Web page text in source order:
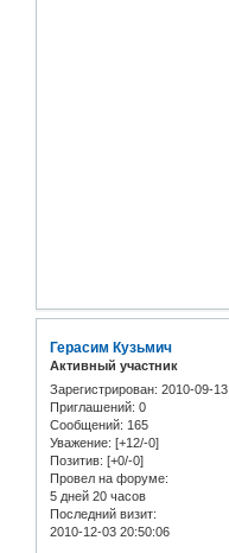
Герасим Кузьмич
Активный участник
Зарегистрирован: 2010-09-13
Приглашений: 0
Сообщений: 165
Уважение: [+12/-0]
Позитив: [+0/-0]
Провел на форуме:
5 дней 20 часов
Последний визит:
2010-12-03 20:50:06